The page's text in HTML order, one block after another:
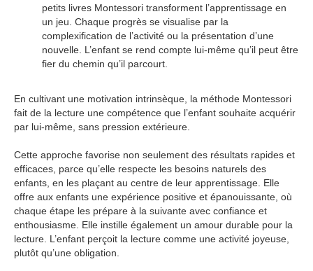
petits livres Montessori transforment l’apprentissage en
un jeu. Chaque progrès se visualise par la
complexification de l’activité ou la présentation d’une
nouvelle. L’enfant se rend compte lui-même qu’il peut être
fier du chemin qu’il parcourt.
En cultivant une motivation intrinsèque, la méthode Montessori
fait de la lecture une compétence que l’enfant souhaite acquérir
par lui-même, sans pression extérieure.
Cette approche favorise non seulement des résultats rapides et
efficaces, parce qu’elle respecte les besoins naturels des
enfants, en les plaçant au centre de leur apprentissage. Elle
offre aux enfants une expérience positive et épanouissante, où
chaque étape les prépare à la suivante avec confiance et
enthousiasme. Elle instille également un amour durable pour la
lecture. L’enfant perçoit la lecture comme une activité joyeuse,
plutôt qu’une obligation.